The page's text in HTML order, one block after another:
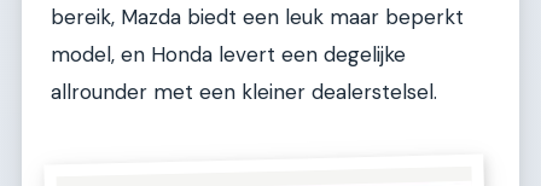
bereik, Mazda biedt een leuk maar beperkt
model, en Honda levert een degelijke
allrounder met een kleiner dealerstelsel.